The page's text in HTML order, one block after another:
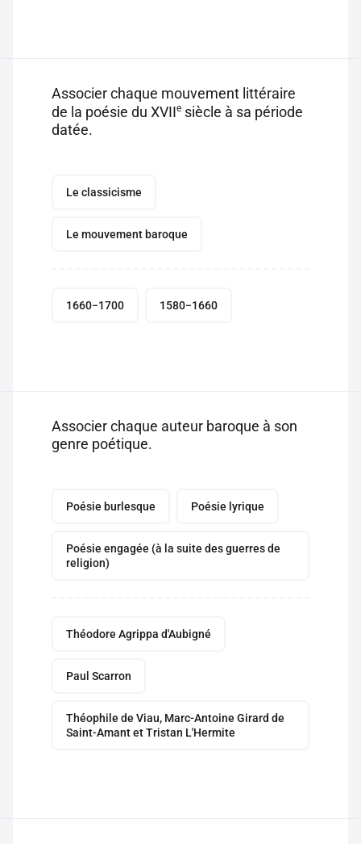
Associer chaque mouvement littéraire
de la poésie du XVIIe siècle à sa période
datée.
Le classicisme
Le mouvement baroque
1660−1700 1580−1660
Associer chaque auteur baroque à son
genre poétique.
Poésie burlesque Poésie lyrique
Poésie engagée (à la suite des guerres de
religion)
Théodore Agrippa d'Aubigné
Paul Scarron
Théophile de Viau, Marc-Antoine Girard de
Saint-Amant et Tristan L'Hermite